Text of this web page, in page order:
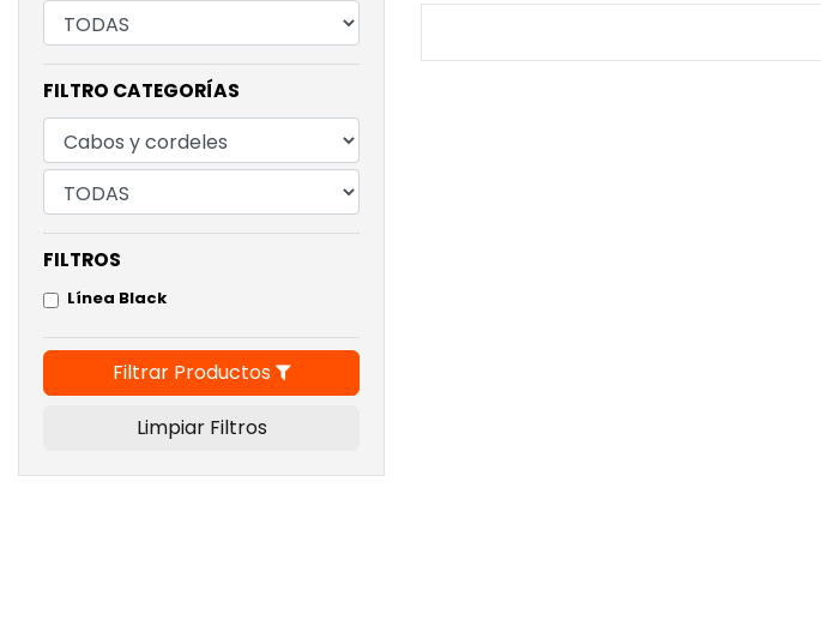
FILTRO CATEGORÍAS
FILTROS
Línea Black
Filtrar Productos
Limpiar Filtros